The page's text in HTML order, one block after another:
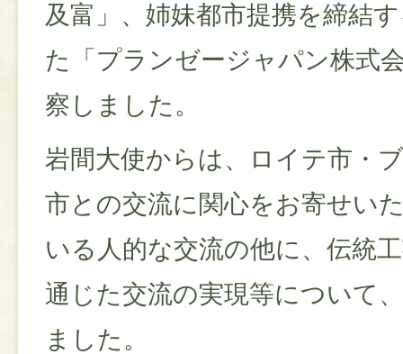
及富」、姉妹都市提携を締結
た「プランゼージャパン株式
察しました。
岩間大使からは、ロイテ市・
市との交流に関心をお寄せい
いる人的な交流の他に、伝統
通じた交流の実現等について
ました。